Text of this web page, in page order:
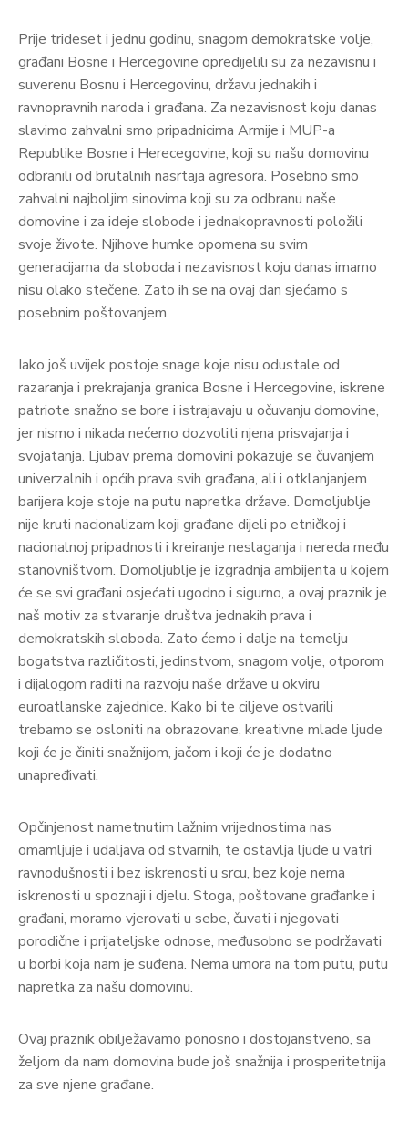
Prije trideset i jednu godinu, snagom demokratske volje,
građani Bosne i Hercegovine opredijelili su za nezavisnu i
suverenu Bosnu i Hercegovinu, državu jednakih i
ravnopravnih naroda i građana. Za nezavisnost koju danas
slavimo zahvalni smo pripadnicima Armije i MUP-a
Republike Bosne i Herecegovine, koji su našu domovinu
odbranili od brutalnih nasrtaja agresora. Posebno smo
zahvalni najboljim sinovima koji su za odbranu naše
domovine i za ideje slobode i jednakopravnosti položili
svoje živote. Njihove humke opomena su svim
generacijama da sloboda i nezavisnost koju danas imamo
nisu olako stečene. Zato ih se na ovaj dan sjećamo s
posebnim poštovanjem.
Iako još uvijek postoje snage koje nisu odustale od
razaranja i prekrajanja granica Bosne i Hercegovine, iskrene
patriote snažno se bore i istrajavaju u očuvanju domovine,
jer nismo i nikada nećemo dozvoliti njena prisvajanja i
svojatanja. Ljubav prema domovini pokazuje se čuvanjem
univerzalnih i općih prava svih građana, ali i otklanjanjem
barijera koje stoje na putu napretka države. Domoljublje
nije kruti nacionalizam koji građane dijeli po etničkoj i
nacionalnoj pripadnosti i kreiranje neslaganja i nereda među
stanovništvom. Domoljublje je izgradnja ambijenta u kojem
će se svi građani osjećati ugodno i sigurno, a ovaj praznik je
naš motiv za stvaranje društva jednakih prava i
demokratskih sloboda. Zato ćemo i dalje na temelju
bogatstva različitosti, jedinstvom, snagom volje, otporom
i dijalogom raditi na razvoju naše države u okviru
euroatlanske zajednice. Kako bi te ciljeve ostvarili
trebamo se osloniti na obrazovane, kreativne mlade ljude
koji će je činiti snažnijom, jačom i koji će je dodatno
unapređivati.
Opčinjenost nametnutim lažnim vrijednostima nas
omamljuje i udaljava od stvarnih, te ostavlja ljude u vatri
ravnodušnosti i bez iskrenosti u srcu, bez koje nema
iskrenosti u spoznaji i djelu. Stoga, poštovane građanke i
građani, moramo vjerovati u sebe, čuvati i njegovati
porodične i prijateljske odnose, međusobno se podržavati
u borbi koja nam je suđena. Nema umora na tom putu, putu
napretka za našu domovinu.
Ovaj praznik obilježavamo ponosno i dostojanstveno, sa
željom da nam domovina bude još snažnija i prosperitetnija
za sve njene građane.